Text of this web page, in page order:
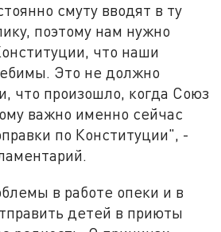
смуту вводят в ту
поэтому нам нужно
что наши
Это не должно
что произошло, когда Союз
важно именно сейчас
по Конституции", -
в работе опеки и в
детей в приюты